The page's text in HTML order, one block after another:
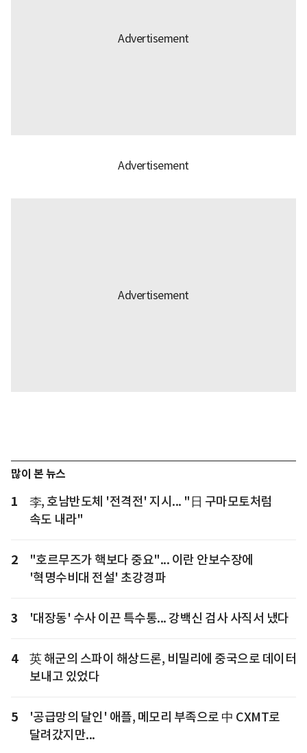
많이 본 뉴스
1
李, 호남반도체 '전격전' 지시... "日 구마모토처럼
속도 내라"
2
"호르무즈가 핵보다 중요"... 이란 안보수장에
'혁명수비대 전설' 초강경파
3 '대장동' 수사 이끈 특수통... 강백신 검사 사직서 냈다
4
英 해군의 스파이 해상드론, 비밀리에 중국으로 데이터
보내고 있었다
5
'공급망의 달인' 애플, 메모리 부족으로 中 CXMT로
달려갔지만...